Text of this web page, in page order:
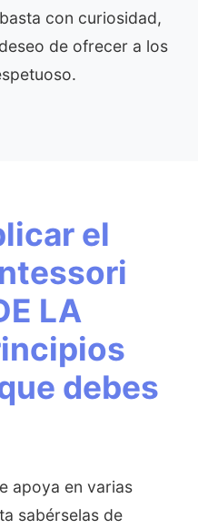
con curiosidad,
de ofrecer a los
el
LA
debes
apoya en varias
sabérselas de